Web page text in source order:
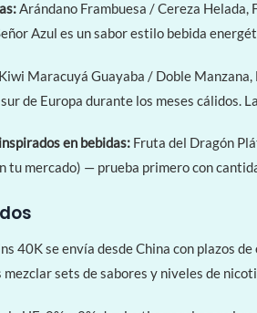
Arándano Frambuesa / Cereza
Azul es un sabor estilo bebida
Kiwi Maracuyá Guayaba / Doble
de Europa durante los meses cálidos.
en bebidas: Fruta del Dragón
tu mercado) — prueba primero con
40K se envía desde China con plazos
mezclar sets de sabores y niveles de